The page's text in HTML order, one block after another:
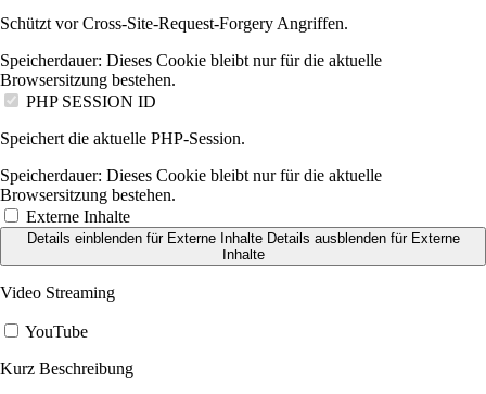
Schützt vor Cross-Site-Request-Forgery Angriffen.
Speicherdauer: Dieses Cookie bleibt nur für die aktuelle
Browsersitzung bestehen.
PHP SESSION ID
Speichert die aktuelle PHP-Session.
Speicherdauer: Dieses Cookie bleibt nur für die aktuelle
Browsersitzung bestehen.
Externe Inhalte
Details einblendenfür Externe Inhalte Details ausblendenfür Externe
Inhalte
Video Streaming
YouTube
Kurz Beschreibung